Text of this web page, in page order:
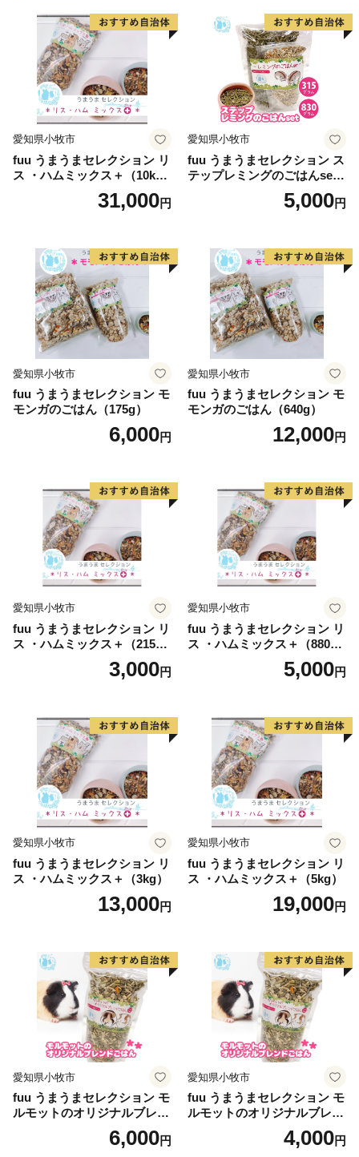
お願い申し上げます。
★ABCテレビのニュース情報番組「キャスト」で株式会
社千石の『アラジングラファイトグリル＆トースター』
が紹介されました！
👉 アラジン グラファイトグリル＆トースター（ホワイ
ト）
👉 アラジン グラファイトグリル＆トースター（グリー
👉『アラジン』の他の返礼品を全て見る
愛知県小牧市
fuu うまうまセレクション リ
ス ・ハムミックス＋（10k
31,000円
愛知県小牧市
fuu うまうまセレクション ス
テップレミングのごはんset
5,000円
愛知県小牧市
fuu うまうまセレクション モ
モンガのごはん（175g）
6,000円
愛知県小牧市
fuu うまうまセレクション モ
モンガのごはん（640g）
12,000円
愛知県小牧市
fuu うまうまセレクション リ
ス ・ハムミックス＋（215
3,000円
愛知県小牧市
fuu うまうまセレクション リ
ス ・ハムミックス＋（880
5,000円
愛知県小牧市
fuu うまうまセレクション リ
ス ・ハムミックス＋（3kg）
13,000円
愛知県小牧市
fuu うまうまセレクション リ
ス ・ハムミックス＋（5kg）
19,000円
愛知県小牧市
fuu うまうまセレクション モ
ルモットのオリジナルブレン
6,000円
愛知県小牧市
fuu うまうまセレクション モ
ルモットのオリジナルブレン
4,000円